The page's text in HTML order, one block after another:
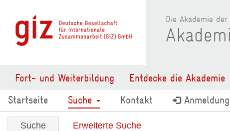
Die Akademie der
Fort- und Weiterbildung Entdecke die Akademie
Startseite
Suche Kontakt Anmeldung
Suche Erweiterte Suche